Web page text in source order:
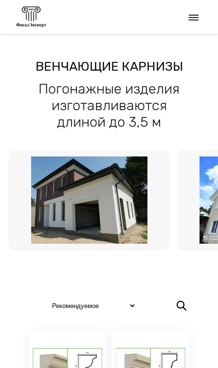
ВЕНЧАЮЩИЕ КАРНИЗЫ
Погонажные изделия
изготавливаются
длиной до 3,5 м